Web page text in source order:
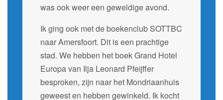
was ook weer een geweldige avond.
Ik ging ook met de boekenclub SOTTBC
naar Amersfoort. Dit is een prachtige
stad. We hebben het boek Grand Hotel
Europa van Ilja Leonard Pfeijffer
besproken, zijn naar het Mondriaanhuis
geweest en hebben gewinkeld. Ik kocht